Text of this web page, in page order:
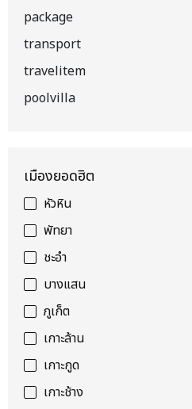
package
transport
travelitem
poolvilla
เมืองยอดฮิต
หัวหิน
พัทยา
ชะอำ
บางแสน
ภูเก็ต
เกาะล้าน
เกาะกูด
เกาะช้าง